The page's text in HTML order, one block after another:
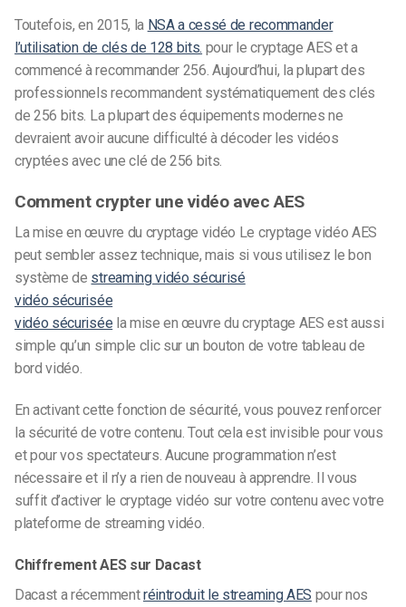
Toutefois, en 2015, la NSA a cessé de recommander
l’utilisation de clés de 128 bits. pour le cryptage AES et a
commencé à recommander 256. Aujourd’hui, la plupart des
professionnels recommandent systématiquement des clés
de 256 bits. La plupart des équipements modernes ne
devraient avoir aucune difficulté à décoder les vidéos
cryptées avec une clé de 256 bits.
Comment crypter une vidéo avec AES
La mise en œuvre du cryptage vidéo Le cryptage vidéo AES
peut sembler assez technique, mais si vous utilisez le bon
système de streaming vidéo sécurisé
vidéo sécurisée
vidéo sécurisée la mise en œuvre du cryptage AES est aussi
simple qu’un simple clic sur un bouton de votre tableau de
bord vidéo.
En activant cette fonction de sécurité, vous pouvez renforcer
la sécurité de votre contenu. Tout cela est invisible pour vous
et pour vos spectateurs. Aucune programmation n’est
nécessaire et il n’y a rien de nouveau à apprendre. Il vous
suffit d’activer le cryptage vidéo sur votre contenu avec votre
plateforme de streaming vidéo.
Chiffrement AES sur Dacast
Dacast a récemmentréintroduit le streaming AES pour nos